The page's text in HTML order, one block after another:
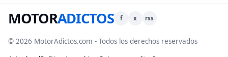
MOTORADICTOS f x rss
© 2026 MotorAdictos.com - Todos los derechos reservados